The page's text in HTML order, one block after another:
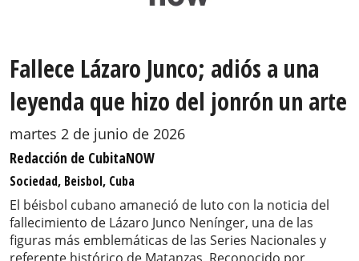
Fallece Lázaro Junco; adiós a una
leyenda que hizo del jonrón un arte
martes 2 de junio de 2026
Redacción de CubitaNOW
Sociedad, Beisbol, Cuba
El béisbol cubano amaneció de luto con la noticia del
fallecimiento de Lázaro Junco Nenínger, una de las
figuras más emblemáticas de las Series Nacionales y